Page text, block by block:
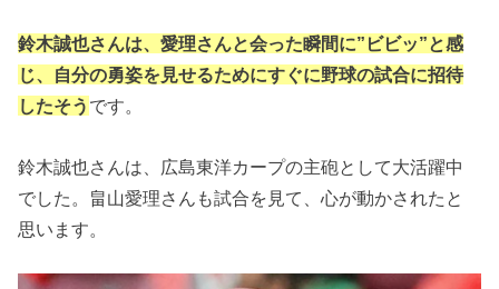
鈴木誠也さんは、愛理さんと会った瞬間に”ビビッ”と感
じ、自分の勇姿を見せるためにすぐに野球の試合に招待
したそう です。
鈴木誠也さんは、広島東洋カープの主砲として大活躍中
でした。畠山愛理さんも試合を見て、心が動かされたと
思います。